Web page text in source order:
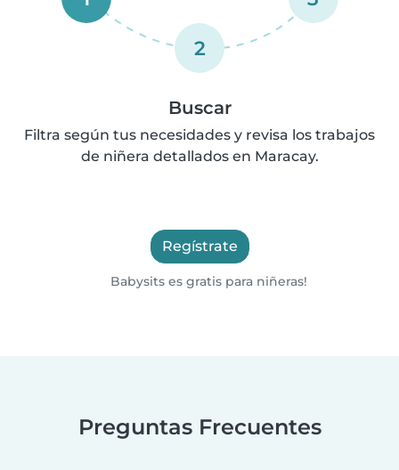
2
Buscar
Filtra según tus necesidades y revisa los trabajos
de niñera detallados en Maracay.
Regístrate
Babysits es gratis para niñeras!
Preguntas Frecuentes